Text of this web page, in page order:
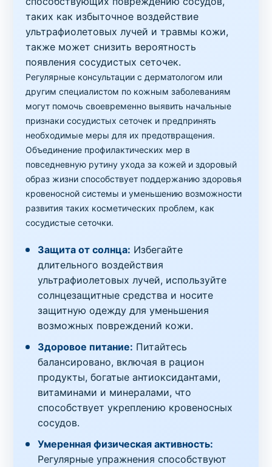
таких как избыточное воздействие
ультрафиолетовых лучей и травмы кожи,
также может снизить вероятность
появления сосудистых сеточек.
Регулярные консультации с дерматологом или
другим специалистом по кожным заболеваниям
могут помочь своевременно выявить начальные
признаки сосудистых сеточек и предпринять
необходимые меры для их предотвращения.
Объединение профилактических мер в
повседневную рутину ухода за кожей и здоровый
образ жизни способствует поддержанию здоровья
кровеносной системы и уменьшению возможности
развития таких косметических проблем, как
сосудистые сеточки.
Защита от солнца: Избегайте
длительного воздействия
ультрафиолетовых лучей, используйте
солнцезащитные средства и носите
защитную одежду для уменьшения
возможных повреждений кожи.
Здоровое питание: Питайтесь
балансировано, включая в рацион
продукты, богатые антиоксидантами,
витаминами и минералами, что
способствует укреплению кровеносных
сосудов.
Умеренная физическая активность:
Регулярные упражнения способствуют